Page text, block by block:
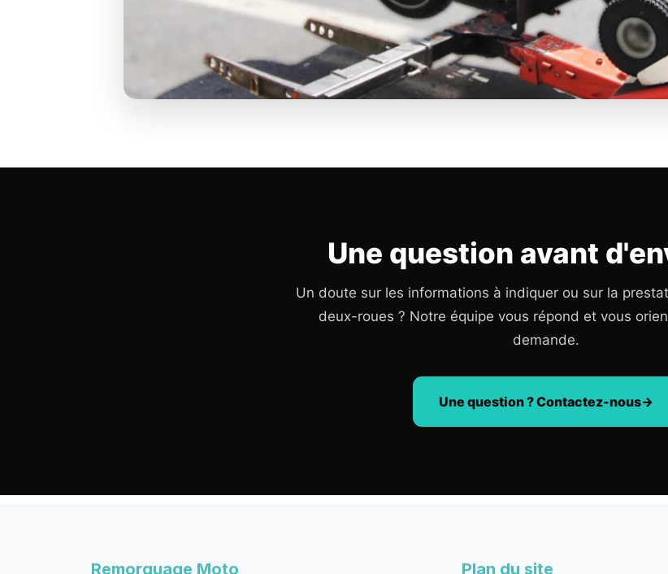
Une question avant
Un doute sur les informations à indiquer ou sur la
deux-roues ? Notre équipe vous répond et vous
demande.
Une question ? Contactez-nous
Remorquage Moto Plan du site